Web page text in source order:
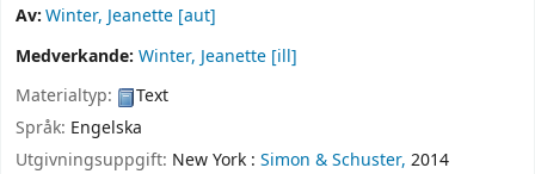
Av:Winter, Jeanette [aut]
Medverkande: Winter, Jeanette [ill]
Materialtyp:
Text
Språk: Engelska
Utgivningsuppgift: New York : Simon & Schuster, 2014